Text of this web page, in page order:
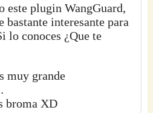
este plugin WangGuard,
bastante interesante para
lo conoces ¿Que te
muy grande
broma XD